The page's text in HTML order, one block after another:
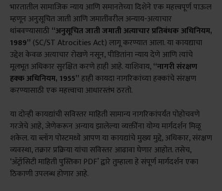
भारतातील सामाजिक न्याय आणि समानतेच्या दिशेने एक महत्त्वपूर्ण पाऊल
म्हणून अनुसूचित जाती आणि जमातींवरील अन्याय-अत्याचार
थांबवण्यासाठी“अनुसूचित जाती जमाती अत्याचार प्रतिबंधक अधिनियम,
1989” (SC/ST Atrocities Act) लागू करण्यात आला. या कायद्याचा
उद्देश केवळ अत्याचार रोखणे नसून, पीडितांना न्याय देणे आणि त्यांचे
मूलभूत अधिकार सुरक्षित करणे हाही आहे. याशिवाय,“नागरी संरक्षण
हक्क अधिनियम, 1955”हाही कायदा नागरिकांच्या हक्कांचे संरक्षण
करण्यासाठी एक महत्त्वाचा आधारस्तंभ ठरतो.
या दोन्ही कायद्यांची सविस्तर माहिती सामान्य नागरिकांपर्यंत पोहोचवणे
गरजेचे आहे, जेणेकरून अन्याय झालेल्या व्यक्तींना योग्य मार्गदर्शन मिळू
शकेल. या ब्लॉग पोस्टमध्ये आपण या कायद्यांचे मुख्य मुद्दे, अधिकार, संरक्षण
व्यवस्था, तक्रार प्रक्रिया यांचा सविस्तर आढावा घेणार आहोत. तसेच,
‘ॲट्रॉसिटी माहिती पुस्तिका PDF’ द्वारे तुम्हाला हे संपूर्ण मार्गदर्शन एका
ठिकाणी उपलब्ध होणार आहे.